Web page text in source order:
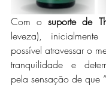
Com o suporte de
leveza),
possível atravessar o
tranquilidade e
pela sensação de que